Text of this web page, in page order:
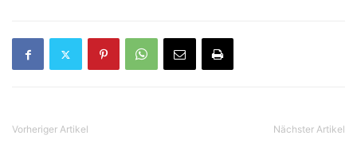
Vorheriger Artikel Nächster Artikel